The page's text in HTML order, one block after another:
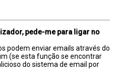
pede-me para ligar no
podem enviar emails através do
(se esta função se encontrar
do sistema de email por